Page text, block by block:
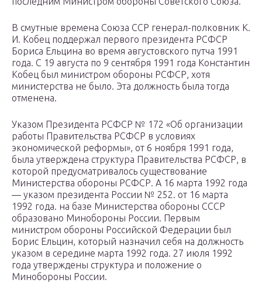
В смутные времена Союза ССР генерал-полковник К.
И. Кобец поддержал первого президента РСФСР
Бориса Ельцина во время августовского путча 1991
года. С 19 августа по 9 сентября 1991 года Константин
Кобец был министром обороны РСФСР, хотя
министерства не было. Эта должность была тогда
отменена.
Указом Президента РСФСР № 172 «Об организации
работы Правительства РСФСР в условиях
экономической реформы», от 6 ноября 1991 года,
была утверждена структура Правительства РСФСР, в
которой предусматривалось существование
Министерства обороны РСФСР. А 16 марта 1992 года
— указом президента России № 252. от 16 марта
1992 года. на базе Министерства обороны СССР
образовано Минобороны России. Первым
министром обороны Российской Федерации был
Борис Ельцин, который назначил себя на должность
указом в середине марта 1992 года. 27 июля 1992
года утверждены структура и положение о
Минобороны России.